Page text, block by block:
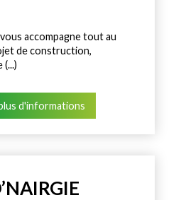
accompagne tout au
de construction,
(...)
d'informations